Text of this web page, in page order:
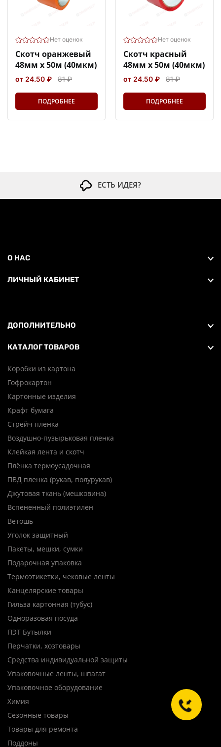
Нет оценок
Скотч оранжевый
48мм х 50м (40мкм)
от 24.50 ₽ 81 ₽
ПОДРОБНЕЕ
Нет оценок
Скотч красный
48мм х 50м (40мкм)
от 24.50 ₽ 81 ₽
ПОДРОБНЕЕ
ЕСТЬ ИДЕЯ?
О НАС
ЛИЧНЫЙ КАБИНЕТ
ДОПОЛНИТЕЛЬНО
КАТАЛОГ ТОВАРОВ
Коробки из картона
Гофрокартон
Картонные изделия
Крафт бумага
Стрейч пленка
Воздушно-пузырьковая пленка
Клейкая лента и скотч
Плёнка термоусадочная
ПВД пленка (рукав, полурукав)
Джутовая ткань (мешковина)
Вспененный полиэтилен
Ветошь
Уголок защитный
Пакеты, мешки, сумки
Подарочная упаковка
Термоэтикетки, чековые ленты
Канцелярские товары
Гильза картонная (тубус)
Одноразовая посуда
ПЭТ Бутылки
Перчатки, хозтовары
Средства индивидуальной защиты
Упаковочные ленты, шпагат
Упаковочное оборудование
Химия
Сезонные товары
Товары для ремонта
Поддоны